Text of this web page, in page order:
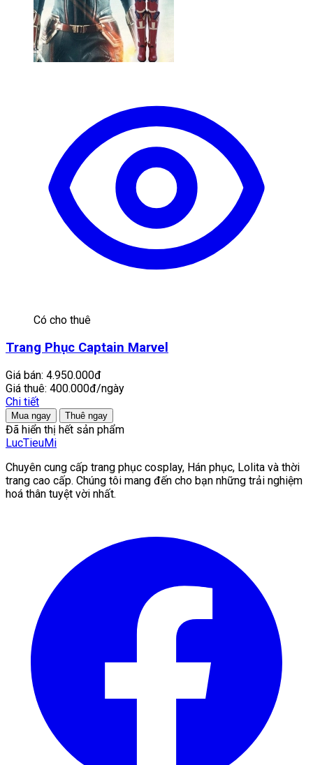
Có cho thuê
Trang Phục Captain Marvel
Giá bán: 4.950.000đ
Giá thuê: 400.000đ/ngày
Chi tiết
Mua ngay Thuê ngay
Đã hiển thị hết sản phẩm
LucTieuMi
Chuyên cung cấp trang phục cosplay, Hán phục, Lolita và thời
trang cao cấp. Chúng tôi mang đến cho bạn những trải nghiệm
hoá thân tuyệt vời nhất.